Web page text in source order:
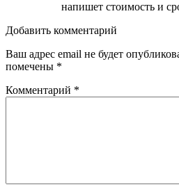
напишет стоимость и
Добавить комментарий
Ваш адрес email не будет
помечены *
Комментарий *